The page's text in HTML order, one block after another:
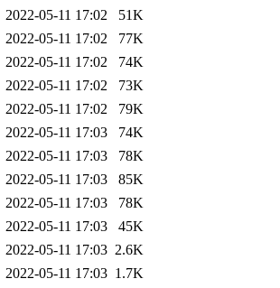
2022-05-11 17:02
51K
2022-05-11 17:02
77K
2022-05-11 17:02
74K
2022-05-11 17:02
73K
2022-05-11 17:02
79K
2022-05-11 17:03
74K
2022-05-11 17:03
78K
2022-05-11 17:03
85K
2022-05-11 17:03
78K
2022-05-11 17:03
45K
2022-05-11 17:03 2.6K
2022-05-11 17:03 1.7K